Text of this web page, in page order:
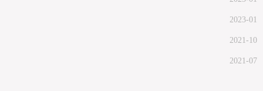
2023-01
2021-10
2021-07